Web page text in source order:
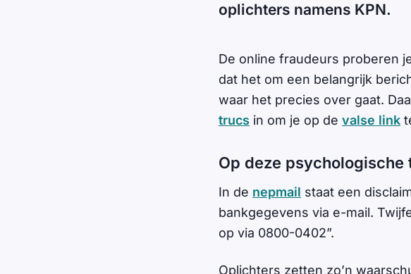
oplichters namens KPN.
De online fraudeurs proberen
dat het om een belangrijk
waar het precies over gaat.
trucs in om je op de valse link
Op deze
In de nepmail staat een
bankgegevens via e-mail.
op via 0800-0402”.
Oplichters zetten zo’n